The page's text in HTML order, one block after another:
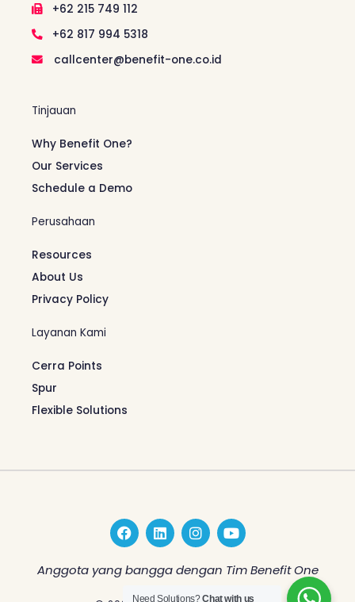
+62 215 749 112
+62 817 994 5318
callcenter@benefit-one.co.id
Tinjauan
Why Benefit One?
Our Services
Schedule a Demo
Perusahaan
Resources
About Us
Privacy Policy
Layanan Kami
Cerra Points
Spur
Flexible Solutions
F
a
c
e
L
i
n
k
e
d
I
n
s
t
a
g
Y
o
u
t
b
Anggota yang bangga dengan Tim Benefit One
Need Solutions?Chat with us